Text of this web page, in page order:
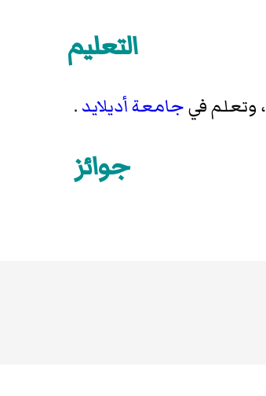
التعليم
، وتعلم فيجامعة أديلايد .
جوائز